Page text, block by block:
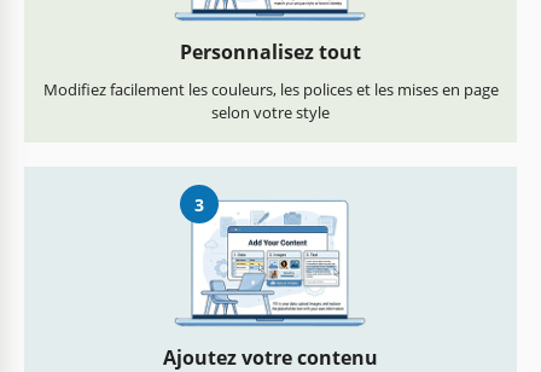
Personnalisez tout
Modifiez facilement les couleurs, les polices et les mises en page
selon votre style
3
Ajoutez votre contenu